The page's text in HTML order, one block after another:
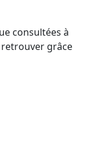
consultées à
grâce